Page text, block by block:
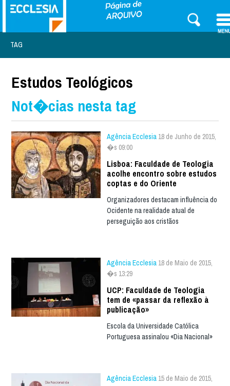
TAG
Estudos Teológicos
Not�cias nesta tag
Agência Ecclesia 18 de Junho de 2015,
�s 09:00
Lisboa: Faculdade de Teologia
acolhe encontro sobre estudos
coptas e do Oriente
Organizadores destacam influência do
Ocidente na realidade atual de
perseguição aos cristãos
Agência Ecclesia 18 de Maio de 2015,
�s 13:29
UCP: Faculdade de Teologia
tem de «passar da reflexão à
publicação»
Escola da Universidade Católica
Portuguesa assinalou «Dia Nacional»
Agência Ecclesia 15 de Maio de 2015,